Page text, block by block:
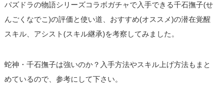
パズドラの物語シリーズコラボガチャで入手できる千石撫子(せ
んごくなでこ)の評価と使い道、おすすめ(オススメ)の潜在覚醒
スキル、アシスト(スキル継承)を考察してみました。
蛇神・千石撫子は強いのか？入手方法やスキル上げ方法もまと
めているので、参考にして下さい。